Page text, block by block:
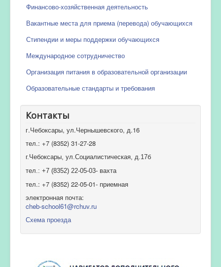
Финансово-хозяйственная деятельность
Вакантные места для приема (перевода) обучающихся
Стипендии и меры поддержки обучающихся
Международное сотрудничество
Организация питания в образовательной организации
Образовательные стандарты и требования
Контакты
г.Чебоксары, ул.Чернышевского, д.16
тел.: +7 (8352) 31-27-28
г.Чебоксары, ул.Социалистическая, д.17б
тел.: +7 (8352) 22-05-03- вахта
тел.: +7 (8352) 22-05-01- приемная
электронная почта:
cheb-school61@rchuv.ru
Схема проезда